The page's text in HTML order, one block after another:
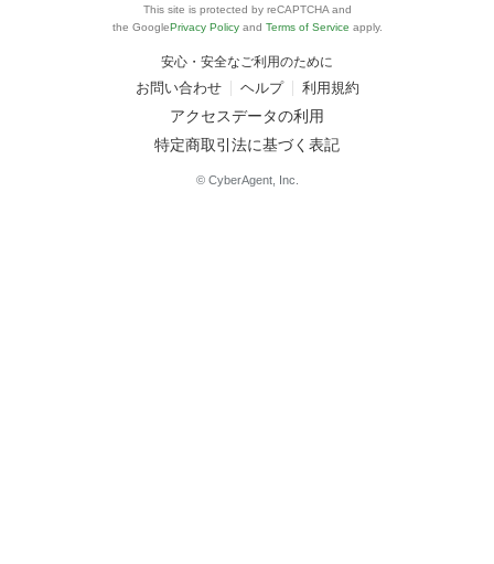
This site is protected by reCAPTCHA and
the GooglePrivacy Policy and Terms of Service apply.
安心・安全なご利用のために
お問い合わせ ヘルプ 利用規約
アクセスデータの利用
特定商取引法に基づく表記
© CyberAgent, Inc.